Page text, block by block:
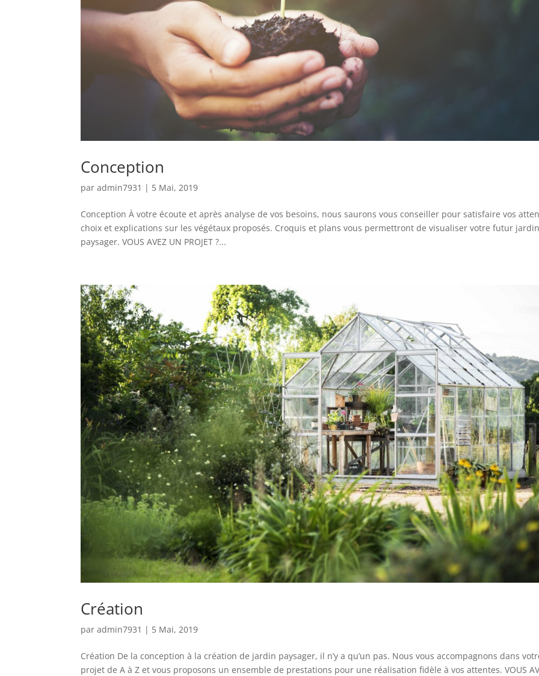
Conception
paradmin7931 | 5 Mai, 2019
Conception À votre écoute et après analyse de vos besoins, nous saurons vous conseiller pour satisfaire vos
choix et explications sur les végétaux proposés. Croquis et plans vous permettront de visualiser votre futur
paysager. VOUS AVEZ UN PROJET ?...
Création
paradmin7931 | 5 Mai, 2019
Création De la conception à la création de jardin paysager, il n’y a qu’un pas. Nous vous accompagnons dans
projet de A à Z et vous proposons un ensemble de prestations pour une réalisation fidèle à vos attentes. VOUS